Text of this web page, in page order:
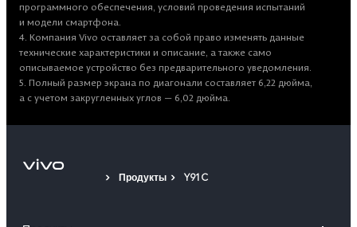
программного обеспечения, условий проведения испытаний
и модели смартфона.
4. Компания Vivo оставляет за собой право изменять данные
технические характеристики и описание, а также само
описываемое устройство без предварительного уведомления.
5. Полный размер экрана по диагонали составляет 6,22 дюйма,
а с учетом закругленных углов — 6,02 дюйма.
Продукты Y91C